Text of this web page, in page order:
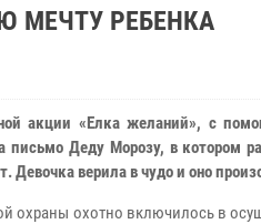
МЕЧТУ РЕБЕНКА
акции «Елка желаний», с
Деду Морозу, в котором
Девочка верила в чудо и оно
охраны охотно включилось в